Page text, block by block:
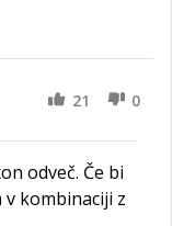
21 0
odveč. Če bi
kombinaciji z